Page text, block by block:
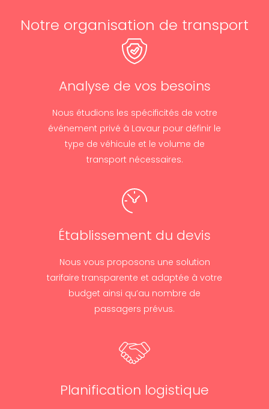
Notre organisation de transport
Analyse de vos besoins
Nous étudions les spécificités de votre
événement privé à Lavaur pour définir le
type de véhicule et le volume de
transport nécessaires.
Établissement du devis
Nous vous proposons une solution
tarifaire transparente et adaptée à votre
budget ainsi qu’au nombre de
passagers prévus.
Planification logistique